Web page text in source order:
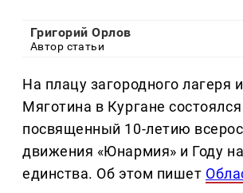
Григорий Орлов
Автор статьи
На плацу загородного лагеря
Мяготина в Кургане
посвященный 10-летию
движения «Юнармия» и Году
единства. Об этом пишет